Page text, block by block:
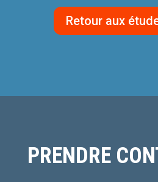
Retour aux
PRENDRE